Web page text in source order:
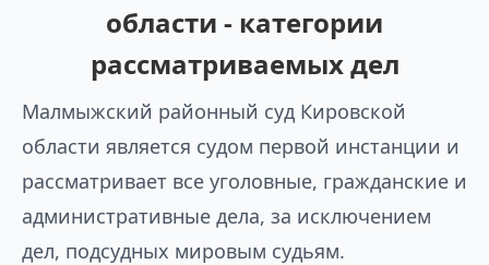
области - категории
рассматриваемых дел
Малмыжский районный суд Кировской
области является судом первой инстанции и
рассматривает все уголовные, гражданские и
административные дела, за исключением
дел, подсудных мировым судьям.